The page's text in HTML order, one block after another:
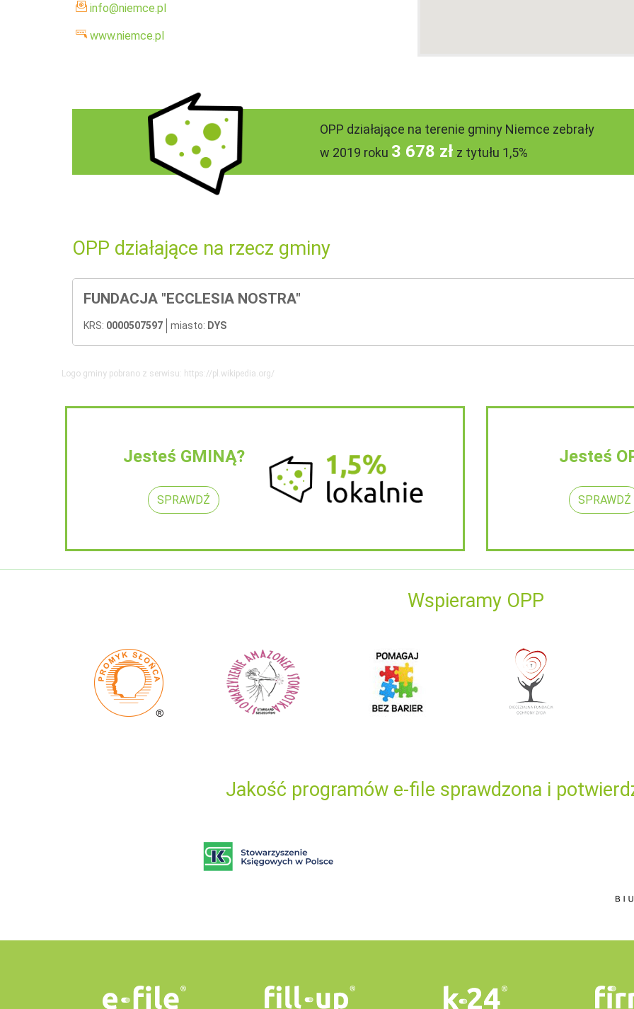
info@niemce.pl
www.niemce.pl
OPP działające na terenie gminy Niemce zebrały
w 2019 roku 3 678 zł z tytułu 1,5%
OPP działające na rzecz gminy
FUNDACJA "ECCLESIA NOSTRA"
KRS: 0000507597 miasto: DYS
Logo gminy pobrano z serwisu: https://pl.wikipedia.org/
Jesteś GMINĄ?
SPRAWDŹ
Jesteś
SPRAWDŹ
Wspieramy OPP
Jakość programów e-file sprawdzona i